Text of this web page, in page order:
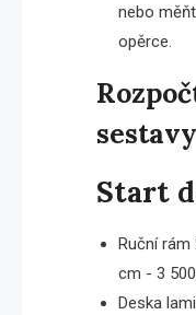
nebo
opěrce.
sestavy
Start
Ruční
cm - 3
Deska